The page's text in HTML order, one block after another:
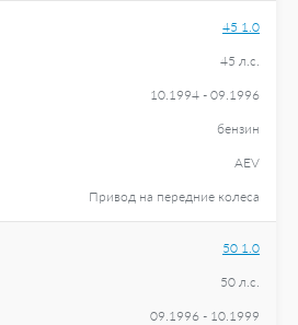
45 1.0
45 л.с.
10.1994 - 09.1996
бензин
AEV
Привод на передние колеса
50 1.0
50 л.с.
09.1996 - 10.1999